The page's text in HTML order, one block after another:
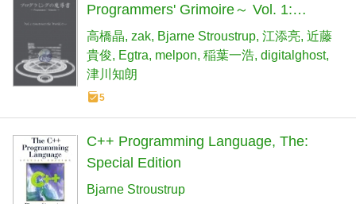
Programmers' Grimoire～ Vol. 1:
Construct the World, C++
高橋晶 zak Bjarne Stroustrup 江添亮 近藤
貴俊
Egtra melpon 稲葉一浩 digitalghost
津川知朗
5
C++ Programming Language, The:
Special Edition
Bjarne Stroustrup